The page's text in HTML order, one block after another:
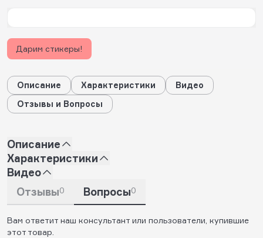
Дарим стикеры!
Описание Характеристики
Видео
Отзывы и Вопросы
Описание
Характеристики
Видео
Отзывы0 Вопросы0
Вам ответит наш консультант или пользователи, купившие
этот товар.